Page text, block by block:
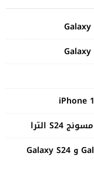
مقارنة بين سامسونج Galaxy S23 Ultra و Galaxy S24